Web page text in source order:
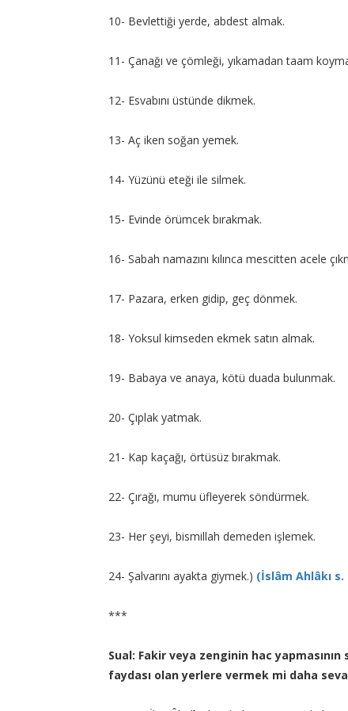
10- Bevlettiği yerde, abdest almak.
11- Çanağı ve çömleği, yıkamadan taam
12- Esvabını üstünde dikmek.
13- Aç iken soğan yemek.
14- Yüzünü eteği ile silmek.
15- Evinde örümcek bırakmak.
16- Sabah namazını kılınca mescitten acele
17- Pazara, erken gidip, geç dönmek.
18- Yoksul kimseden ekmek satın almak.
19- Babaya ve anaya, kötü duada bulunmak.
20- Çıplak yatmak.
21- Kap kaçağı, örtüsüz bırakmak.
22- Çırağı, mumu üfleyerek söndürmek.
23- Her şeyi, bismillah demeden işlemek.
24- Şalvarını ayakta giymek.) (İslâm Ahlâkı s.
***
Sual: Fakir veya zenginin hac
faydası olan yerlere vermek mi daha